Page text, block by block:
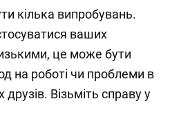
кілька випробувань.
ваших
це може бути
на роботі чи проблеми в
друзів. Візьміть справу у